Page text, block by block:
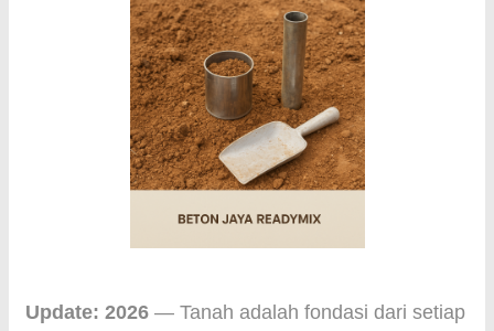
Update: 2026 — Tanah adalah fondasi dari setiap